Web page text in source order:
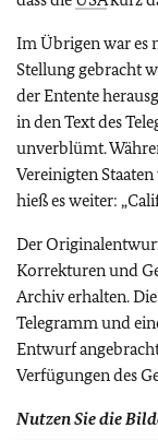
Im Übrigen war es
Stellung gebracht
der Entente
in den Text des
unverblümt.
Vereinigten
hieß es weiter:
Der
Korrekturen und
Archiv erhalten.
Telegramm und
Entwurf
Verfügungen des
Nutzen Sie die